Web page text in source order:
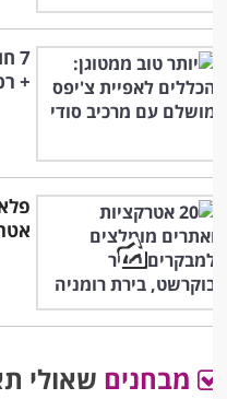
7
+
מבחניםשאולי